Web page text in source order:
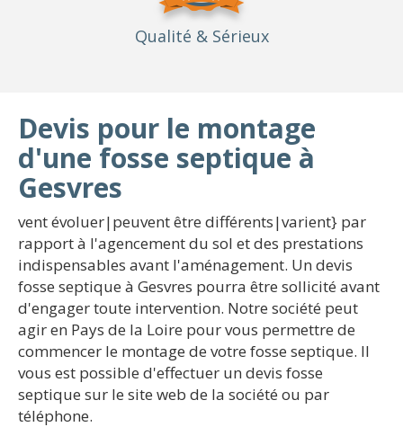
Qualité & Sérieux
Devis pour le montage
d'une fosse septique à
Gesvres
vent évoluer|peuvent être différents|varient} par
rapport à l'agencement du sol et des prestations
indispensables avant l'aménagement. Un devis
fosse septique à Gesvres pourra être sollicité avant
d'engager toute intervention. Notre société peut
agir en Pays de la Loire pour vous permettre de
commencer le montage de votre fosse septique. Il
vous est possible d'effectuer un devis fosse
septique sur le site web de la société ou par
téléphone.